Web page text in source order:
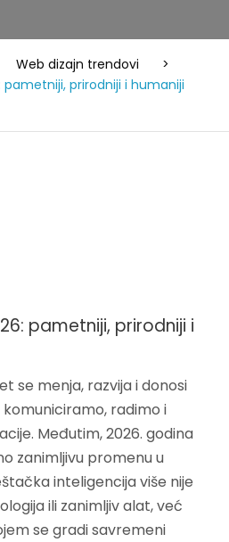
Web dizajn trendovi
>
prirodniji i humaniji
pametniji, prirodniji i
se menja, razvija i donosi
radimo i
Međutim, 2026. godina
zanimljivu promenu u
inteligencija više nije
ili zanimljiv alat, već
se gradi savremeni